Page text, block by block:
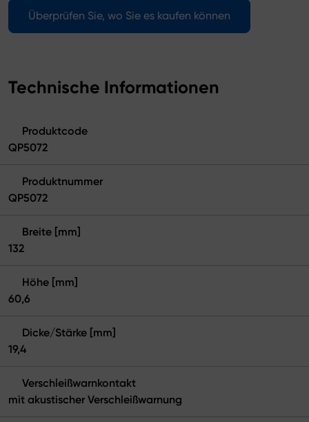
Überprüfen Sie, wo Sie es kaufen können
Technische Informationen
Produktcode
QP5072
Produktnummer
QP5072
Breite [mm]
132
Höhe [mm]
60,6
Dicke/Stärke [mm]
19,4
Verschleißwarnkontakt
mit akustischer Verschleißwarnung